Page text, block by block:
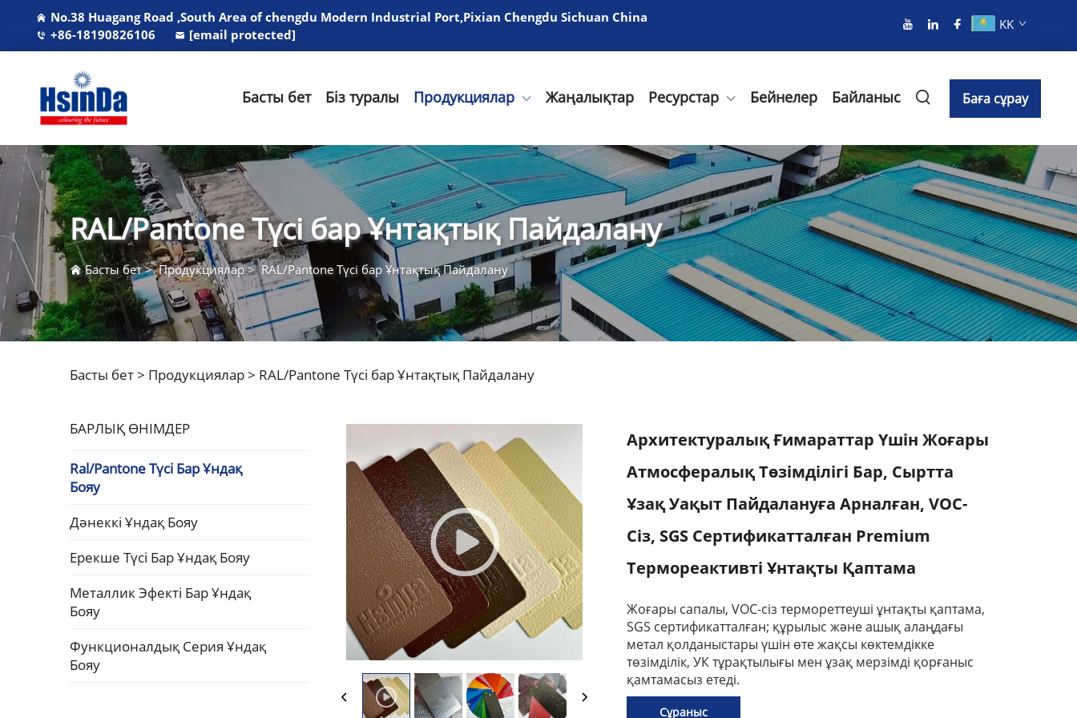
No.38 Huagang Road ,South Area of chengdu Modern Industrial Port,Pixian Chengdu Sichuan China
+86-18190826106
[email protected]
KK
Басты бет Біз туралы Продукциялар Жаңалықтар Ресурстар Бейнелер Байланыс Баға сұрау
RAL/Pantone Түсі бар Ұнтақтық Пайдалану
Басты бет>Продукциялар>RAL/Pantone Түсі бар Ұнтақтық Пайдалану
Басты бет > Продукциялар> RAL/Pantone Түсі бар Ұнтақтық Пайдалану
БАРЛЫҚ ӨНІМДЕР
Ral/Pantone Түсі Бар Ұндақ
Бояу
Дәнеккі Ұндақ Бояу
Ерекше Түсі Бар Ұндақ Бояу
Металлик Эфекті Бар Ұндақ
Бояу
Функционалдық Серия Ұндақ
Бояу
Архитектуралық Ғимараттар Үшін Жоғары
Атмосфералық Төзімділігі Бар, Сыртта
Ұзақ Уақыт Пайдалануға Арналған, VOC-
Сіз, SGS Сертификатталған Premium
Термореактивті Ұнтақты Қаптама
Жоғары сапалы, VOC-сіз термореттеуші ұнтақты қаптама,
SGS сертификатталған; құрылыс және ашық алаңдағы
метал қолданыстары үшін өте жақсы көктемдікке
төзімділік, УК тұрақтылығы мен ұзақ мерзімді қорғаныс
қамтамасыз етеді.
Сұраныс